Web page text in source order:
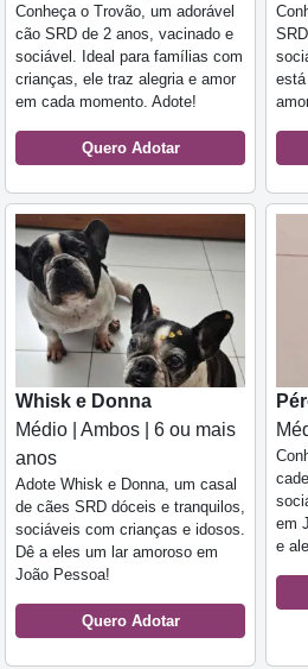
Conheça o Trovão, um adorável
cão SRD de 2 anos, vacinado e
sociável. Ideal para famílias com
crianças, ele traz alegria e amor
em cada momento. Adote!
Quero Adotar
Whisk e Donna
Médio | Ambos | 6 ou mais
anos
Adote Whisk e Donna, um casal
de cães SRD dóceis e tranquilos,
sociáveis com crianças e idosos.
Dê a eles um lar amoroso em
João Pessoa!
Quero Adotar
em
e